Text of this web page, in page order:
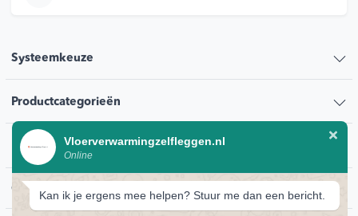
Systeemkeuze
Productcategorieën
Klantenservice
Contact
Vloerverwarmingzelfleggen.nl
Online
Kan ik je ergens mee helpen? Stuur me dan een bericht.